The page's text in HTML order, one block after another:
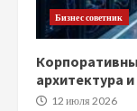
Бизнес советник
архитектура
12 июля 2026